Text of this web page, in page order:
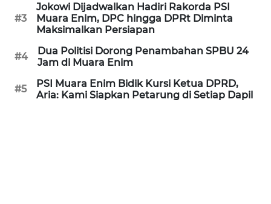
#3
Jokowi Dijadwalkan Hadiri Rakorda PSI
Muara Enim, DPC hingga DPRt Diminta
Maksimalkan Persiapan
#4
Dua Politisi Dorong Penambahan SPBU 24
Jam di Muara Enim
#5
PSI Muara Enim Bidik Kursi Ketua DPRD,
Aria: Kami Siapkan Petarung di Setiap Dapil
WN
SEMARANG
WN
SOLO
WN